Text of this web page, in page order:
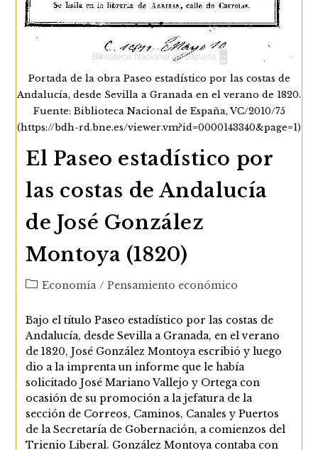
Portada de la obra Paseo estadístico por las costas de
Andalucía, desde Sevilla a Granada en el verano de 1820.
Fuente: Biblioteca Nacional de España, VC/2010/75
(https://bdh-rd.bne.es/viewer.vm?id=0000143340&page=1)
El Paseo estadístico por
las costas de Andalucía
de José González
Montoya (1820)
Categoría
la
entrada:
Economía / Pensamiento económico
Bajo el título Paseo estadístico por las costas de
Andalucía, desde Sevilla a Granada, en el verano
de 1820, José González Montoya escribió y luego
dio a la imprenta un informe que le había
solicitado José Mariano Vallejo y Ortega con
ocasión de su promoción a la jefatura de la
sección de Correos, Caminos, Canales y Puertos
de la Secretaría de Gobernación, a comienzos del
Trienio Liberal. González Montoya contaba con